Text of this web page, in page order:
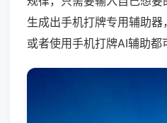
生成出手机打牌专用辅助
或者使用手机打牌AI辅助都